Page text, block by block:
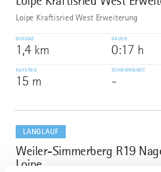
Loipe Kraftisried West Erweiterung
DISTANZ
1,4 km
DAUER
0:17 h
AUFSTIEG
15 m
SCHWIERIGKEIT
-
LANGLAUF
4
Weiler-Simmerberg R19
Loipe
dazu